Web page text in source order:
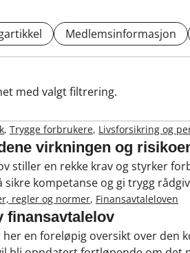
Medlemsinformasjon
med valgt filtrering.
, Trygge forbrukere, Livsforsikring og
virkningen og
stiller en rekke krav og styrker
kompetanse og gi trygg
i FinAut, sier om hvordan ny
regler og normer, Finansavtaleloven
finansavtalelov
her en foreløpig oversikt over den